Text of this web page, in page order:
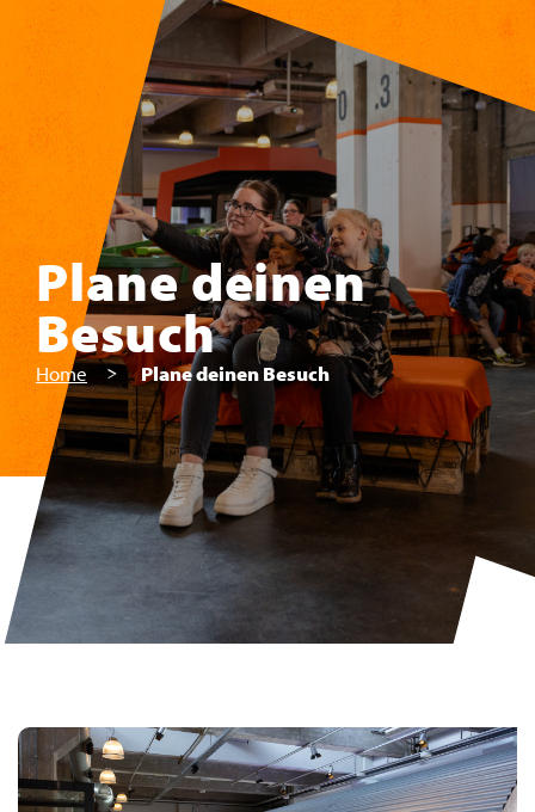
Zum Hauptinhalt springen
Plane deinen
Besuch
Home Plane deinen Besuch